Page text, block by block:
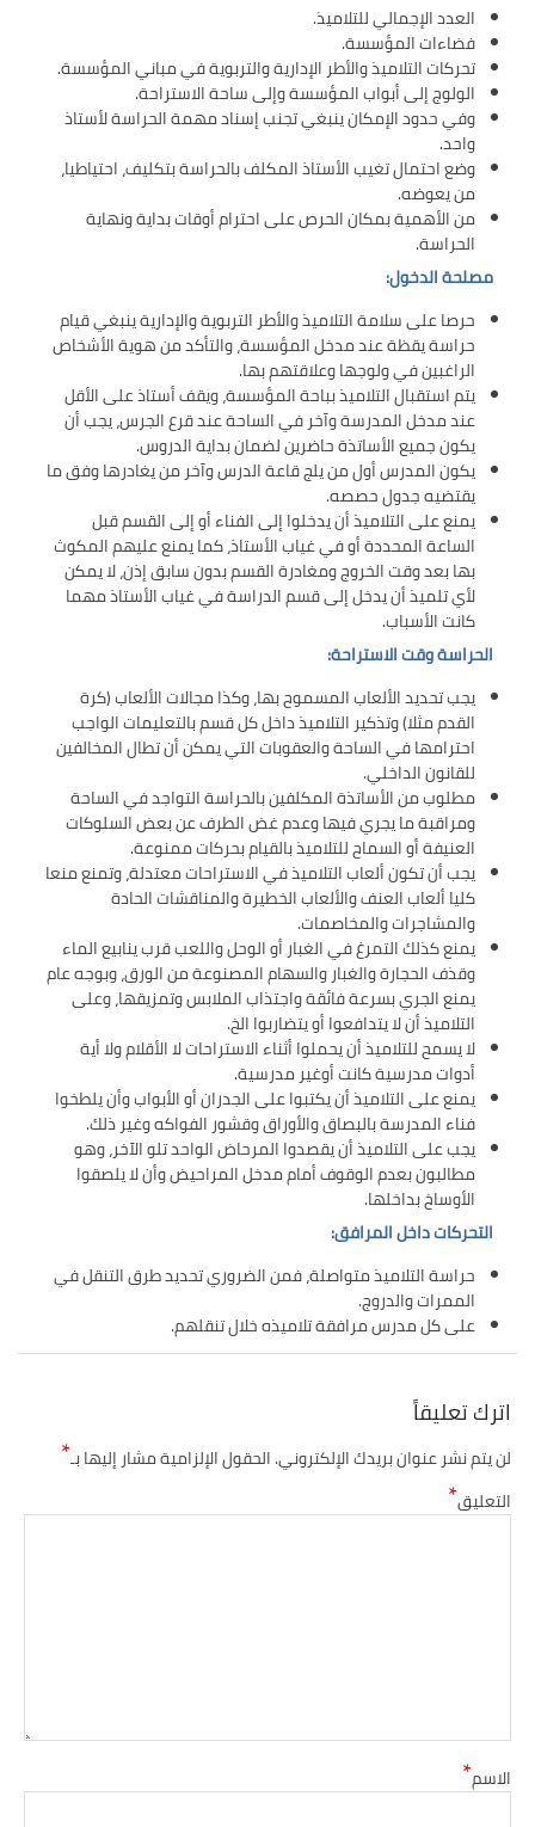
العدد الإجمالي للتلاميذ.
فضاءات المؤسسة.
تحركات التلاميذ والأطر الإدارية والتربوية في مباني المؤسسة.
الولوج إلى أبواب المؤسسة وإلى ساحة الاستراحة.
وفي حدود الإمكان ينبغي تجنب إسناد مهمة الحراسة لأستاذ
واحد.
وضع احتمال تغيب الأستاذ المكلف بالحراسة بتكليف، احتياطيا،
من يعوضه.
من الأهمية بمكان الحرص على احترام أوقات بداية ونهاية
الحراسة.
مصلحة الدخول:
حرصا على سلامة التلاميذ والأطر التربوية والإدارية ينبغي قيام
حراسة يقظة عند مدخل المؤسسة، والتأكد من هوية الأشخاص
الراغبين في ولوجها وعلاقتهم بها.
يتم استقبال التلاميذ بباحة المؤسسة، ويقف أستاذ على الأقل
عند مدخل المدرسة وآخر في الساحة عند قرع الجرس، يجب أن
يكون جميع الأساتذة حاضرين لضمان بداية الدروس.
يكون المدرس أول من يلج قاعة الدرس وآخر من يغادرها وفق ما
يقتضيه جدول حصصه.
يمنع على التلاميذ أن يدخلوا إلى الفناء أو إلى القسم قبل
الساعة المحددة أو في غياب الأستاذ، كما يمنع عليهم المكوث
بها بعد وقت الخروج ومغادرة القسم بدون سابق إذن، لا يمكن
لأي تلميذ أن يدخل إلى قسم الدراسة في غياب الأستاذ مهما
كانت الأسباب.
الحراسة وقت الاستراحة:
يجب تحديد الألعاب المسموح بها، وكذا مجالات الألعاب (كرة
القدم مثلا) وتذكير التلاميذ داخل كل قسم بالتعليمات الواجب
احترامها في الساحة والعقوبات التي يمكن أن تطال المخالفين
للقانون الداخلي.
مطلوب من الأساتذة المكلفين بالحراسة التواجد في الساحة
ومراقبة ما يجري فيها وعدم غض الطرف عن بعض السلوكات
العنيفة أو السماح للتلاميذ بالقيام بحركات ممنوعة.
يجب أن تكون ألعاب التلاميذ في الاستراحات معتدلة، وتمنع منعا
كليا ألعاب العنف والألعاب الخطيرة والمناقشات الحادة
والمشاجرات والمخاصمات.
يمنع كذلك التمرغ في الغبار أو الوحل واللعب قرب ينابيع الماء
وقذف الحجارة والغبار والسهام المصنوعة من الورق، وبوجه عام
يمنع الجري بسرعة فائقة واجتذاب الملابس وتمزيقها، وعلى
التلاميذ أن لا يتدافعوا أو يتضاربوا الخ.
لا يسمح للتلاميذ أن يحملوا أثناء الاستراحات لا الأقلام ولا أية
أدوات مدرسية كانت أوغير مدرسية.
يمنع على التلاميذ أن يكتبوا على الجدران أو الأبواب وأن يلطخوا
فناء المدرسة بالبصاق والأوراق وقشور الفواكه وغير ذلك.
يجب على التلاميذ أن يقصدوا المرحاض الواحد تلو الآخر، وهو
مطالبون بعدم الوقوف أمام مدخل المراحيض وأن لا يلصقوا
الأوساخ بداخلها.
التحركات داخل المرافق:
حراسة التلاميذ متواصلة، فمن الضروري تحديد طرق التنقل في
الممرات والدروج.
على كل مدرس مرافقة تلاميذه خلال تنقلهم.
اترك تعليقاً
لن يتم نشر عنوان بريدك الإلكتروني.الحقول الإلزامية مشار إليها بـ*
التعليق*
الاسم*